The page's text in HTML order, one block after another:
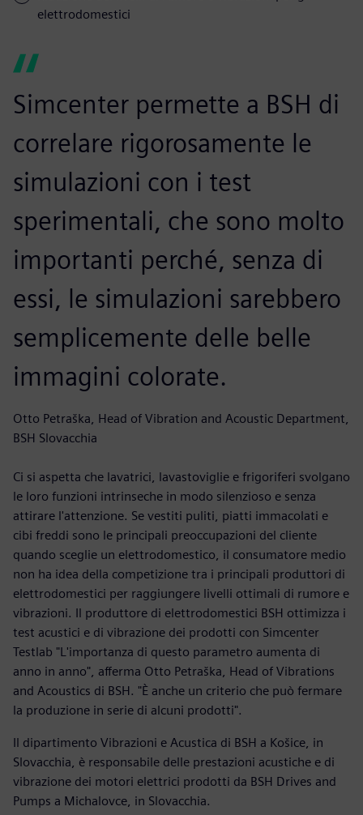
elettrodomestici
Simcenter permette a BSH di
correlare rigorosamente le
simulazioni con i test
sperimentali, che sono molto
importanti perché, senza di
essi, le simulazioni sarebbero
semplicemente delle belle
immagini colorate.
Otto Petraška, Head of Vibration and Acoustic Department,
BSH Slovacchia
Ci si aspetta che lavatrici, lavastoviglie e frigoriferi svolgano
le loro funzioni intrinseche in modo silenzioso e senza
attirare l'attenzione. Se vestiti puliti, piatti immacolati e
cibi freddi sono le principali preoccupazioni del cliente
quando sceglie un elettrodomestico, il consumatore medio
non ha idea della competizione tra i principali produttori di
elettrodomestici per raggiungere livelli ottimali di rumore e
vibrazioni. Il produttore di elettrodomestici BSH ottimizza i
test acustici e di vibrazione dei prodotti con Simcenter
Testlab "L'importanza di questo parametro aumenta di
anno in anno", afferma Otto Petraška, Head of Vibrations
and Acoustics di BSH. "È anche un criterio che può fermare
la produzione in serie di alcuni prodotti".
Il dipartimento Vibrazioni e Acustica di BSH a Košice, in
Slovacchia, è responsabile delle prestazioni acustiche e di
vibrazione dei motori elettrici prodotti da BSH Drives and
Pumps a Michalovce, in Slovacchia.